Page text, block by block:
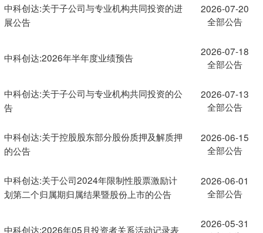
中科创达:关于子公司与专业机构共同投资的进
展公告
2026-07-20
全部公告
中科创达:2026年半年度业绩预告
2026-07-18
全部公告
中科创达:关于子公司与专业机构共同投资的公
告
2026-07-13
全部公告
中科创达:关于控股股东部分股份质押及解质押
的公告
2026-06-15
全部公告
中科创达:关于公司2024年限制性股票激励计
划第二个归属期归属结果暨股份上市的公告
2026-06-01
全部公告
中科创达:2026年05月投资者关系活动记录表
2026-05-31